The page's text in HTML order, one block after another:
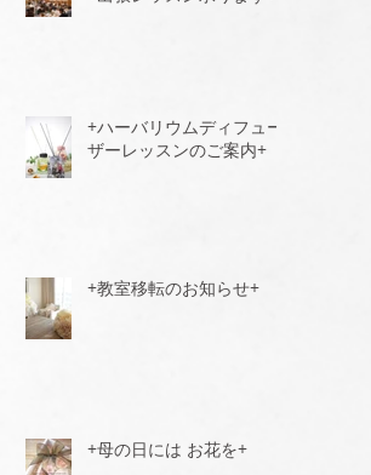
+ハーバリウムディフュー
ザーレッスンのご案内+
+教室移転のお知らせ+
+母の日には お花を+